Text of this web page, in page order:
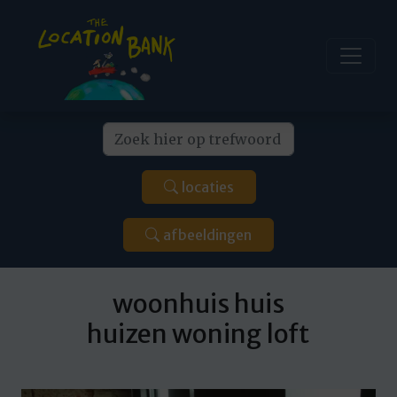
locaties
afbeeldingen
woonhuis huis
huizen woning loft